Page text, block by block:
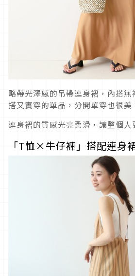
略帶光澤感的吊帶連身裙，內搭
搭又實穿的單品，分開單穿也很美
連身裙的質感光亮柔滑，讓整個人
「T恤×牛仔褲」搭配連身